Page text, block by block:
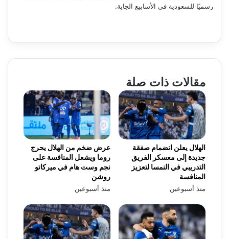
رسميًا للسعودية في الأسابيع الجاية.
مقالات ذات صلة
عرض ضخم من الهلال يحرج
روما ويشعل المنافسة على
نجم وست هام في ميركاتو
روشن
منذ أسبوعين
الهلال يعلن انضمام صفقة
جديدة إلى معسكر الفريق
التدريبي في النمسا لتعزيز
المنافسة
منذ أسبوعين